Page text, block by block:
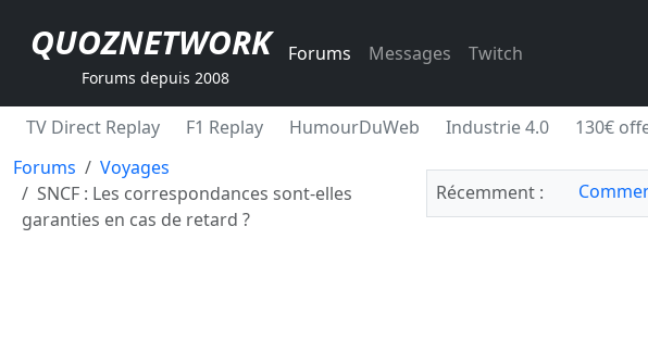
QUOZNETWORK
Forums depuis 2008
Forums Messages Twitch
TV Direct Replay F1 Replay HumourDuWeb Industrie 4.0
130€
Forums
Voyages
SNCF : Les correspondances sont-elles
garanties en cas de retard ?
Récemment :